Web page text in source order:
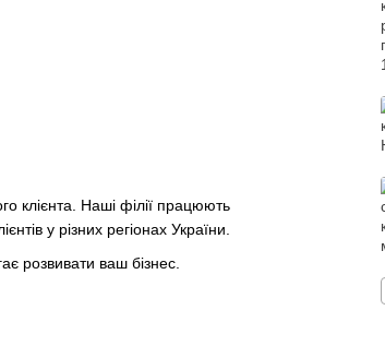
клієнта. Наші філії працюють
у різних регіонах України.
розвивати ваш бізнес.